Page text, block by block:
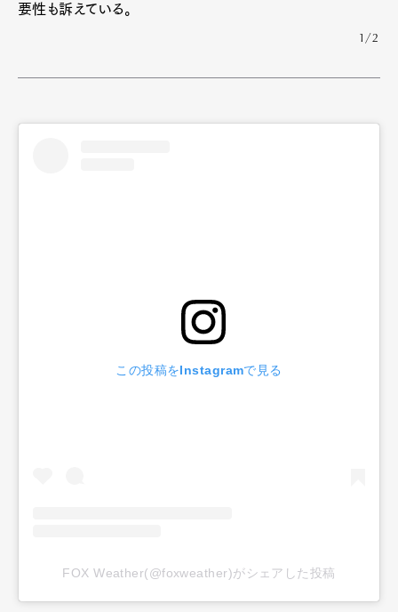
要性も訴えている。
1/2
この投稿をInstagramで見る
FOX Weather(@foxweather)がシェアした投稿